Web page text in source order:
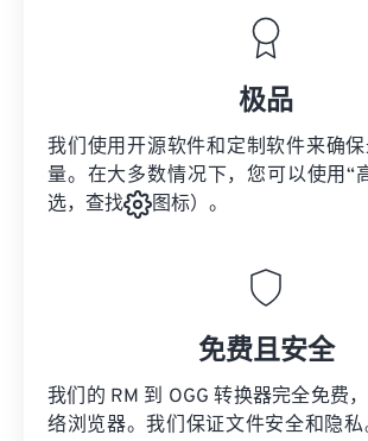
极品
我们使用开源软件和定制软件来确
量。在大多数情况下，您可以使用“
选，查找
图标）。
免费且安全
我们的 RM 到 OGG 转换器完全免费
络浏览器。我们保证文件安全和隐